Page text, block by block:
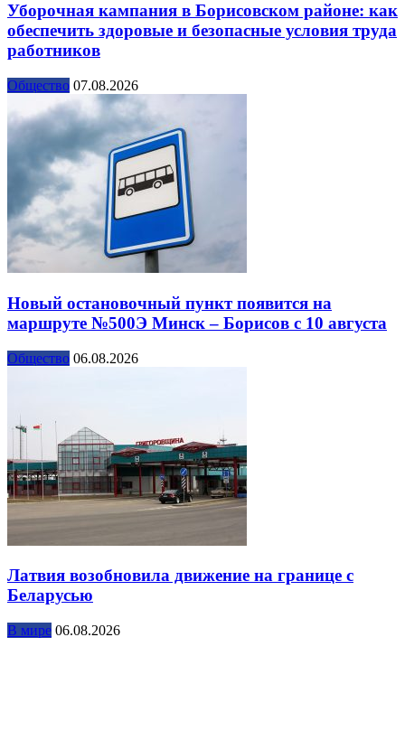
Уборочная кампания в Борисовском районе: как
обеспечить здоровые и безопасные условия труда
работников
Общество 07.08.2026
Новый остановочный пункт появится на
маршруте №500Э Минск – Борисов с 10 августа
Общество 06.08.2026
Латвия возобновила движение на границе с
Беларусью
В мире 06.08.2026